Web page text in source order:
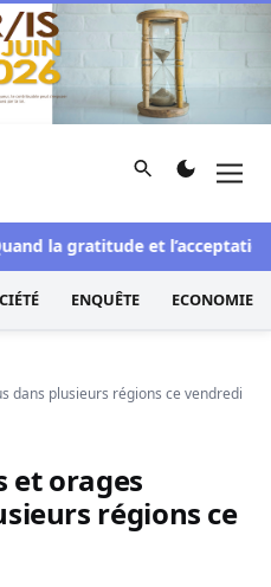
et d'investigation
Rechercher
la gratitude et l’acceptation
ENQUÊTE ECONOMIE
dans plusieurs régions ce vendredi
et orages
régions ce